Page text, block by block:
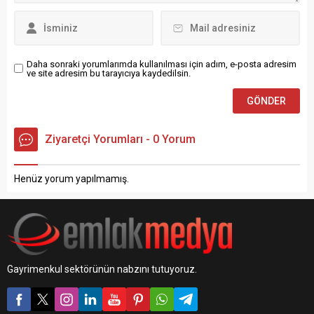
İstanbul’da yaşamanın
ayına...
Daha sonraki yorumlarımda kullanılması için adım, e-posta adresim
ve site adresim bu tarayıcıya kaydedilsin.
Ziyaretçi Yorumları - 0 Yorum
Henüz yorum yapılmamış.
Gayrimenkul sektörünün nabzını tutuyoruz.